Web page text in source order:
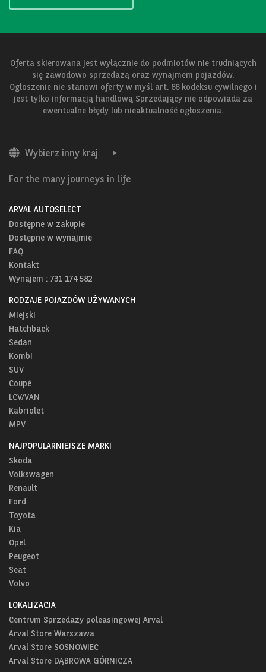
Oferta skierowana jest wyłącznie do podmiotów nie trudniących
się zawodowo sprzedażą oraz wynajmem pojazdów.
Ogłoszenie nie stanowi oferty w myśl art. 66 kodeksu cywilnego i
jest tylko informacją handlową Sprzedający nie odpowiada za
ewentualne błędy lub nieaktualność ogłoszenia.
Wybierz inny kraj
For the many journeys in life
ARVAL AUTOSELECT
Dostępne w zakupie
Dostępne w wynajmie
FAQ
Kontakt
Wynajem : 731 174 582
RODZAJE POJAZDÓW UŻYWANYCH
Miejski
Hatchback
Sedan
Kombi
SUV
Coupé
LCV/VAN
Kabriolet
MPV
NAJPOPULARNIEJSZE MARKI
Skoda
Volkswagen
Renault
Ford
Toyota
Kia
Opel
Peugeot
Seat
Volvo
LOKALIZACJA
Centrum Sprzedaży poleasingowej Arval
Arval Store Warszawa
Arval Store SOSNOWIEC
Arval Store DĄBROWA GÓRNICZA